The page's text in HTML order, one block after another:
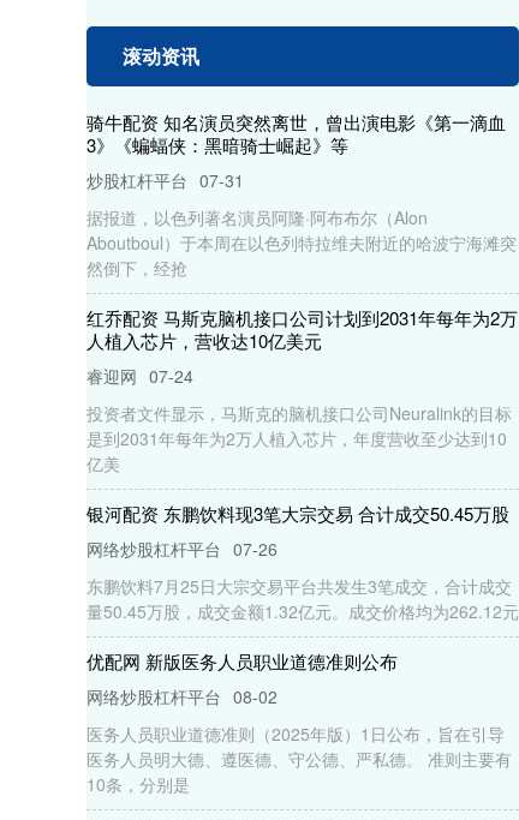
滚动资讯
骑牛配资 知名演员突然离世，曾出演电影《第一滴血
3》《蝙蝠侠：黑暗骑士崛起》等
炒股杠杆平台 07-31
据报道，以色列著名演员阿隆·阿布布尔（Alon
Aboutboul）于本周在以色列特拉维夫附近的哈波宁海滩突
然倒下，经抢
红乔配资 马斯克脑机接口公司计划到2031年每年为2万
人植入芯片，营收达10亿美元
睿迎网 07-24
投资者文件显示，马斯克的脑机接口公司Neuralink的目标
是到2031年每年为2万人植入芯片，年度营收至少达到10
亿美
银河配资 东鹏饮料现3笔大宗交易 合计成交50.45万股
网络炒股杠杆平台 07-26
东鹏饮料7月25日大宗交易平台共发生3笔成交，合计成交
量50.45万股，成交金额1.32亿元。成交价格均为262.12元
优配网 新版医务人员职业道德准则公布
网络炒股杠杆平台 08-02
医务人员职业道德准则（2025年版）1日公布，旨在引导
医务人员明大德、遵医德、守公德、严私德。 准则主要有
10条，分别是